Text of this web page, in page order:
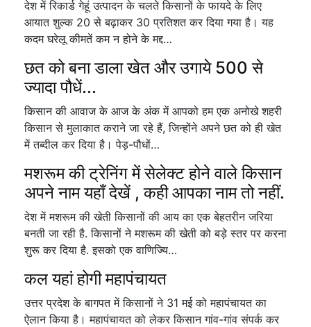
देश में रिकार्ड गेहूं उत्पादन के चलते किसानों के फायदे के लिए
आयात शुल्क 20 से बढ़ाकर 30 प्रतिशत कर दिया गया है। यह
कदम घरेलू कीमतें कम न होने के मद्द…
छत को बना डाला खेत और उगाये 500 से
ज्यादा पौधें...
किसान की आवाज के आज के अंक में आपको हम एक अनोखे शहरी
किसान से मुलाकात कराने जा रहे हैं, जिन्होंने अपने छत को ही खेत
में तब्दील कर दिया है। पेड़-पौधों…
मशरूम की ट्रेनिंग में सेलेक्ट होने वाले किसान
अपने नाम यहाँ देखें , कही आपका नाम तो नहीं.
देश में मशरूम की खेती किसानों की आय का एक बेहतरीन जरिया
बनती जा रही है. किसानों ने मशरूम की खेती को बड़े स्तर पर करना
शुरू कर दिया है. इसको एक वाणिज्यि…
कल यहां होगी महापंचायत
उत्तर प्रदेश के बागपत में किसानों ने 31 मई को महापंचायत का
ऐलान किया है। महापंचायत को लेकर किसान गांव-गांव संपर्क कर